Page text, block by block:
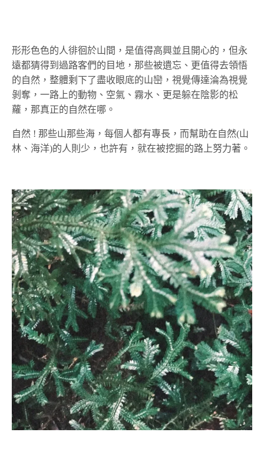
形形色色的人徘徊於山間，是值得高興並且開心的，但永
遠都猜得到過路客們的目地，那些被遺忘、更值得去領悟
的自然，整體剩下了盡收眼底的山巒，視覺傳達淪為視覺
剝奪，一路上的動物、空氣、霧水、更是躲在陰影的松
蘿，那真正的自然在哪。
自然 ! 那些山那些海，每個人都有專長，而幫助在自然(山
林、海洋)的人則少，也許有，就在被挖掘的路上努力著。